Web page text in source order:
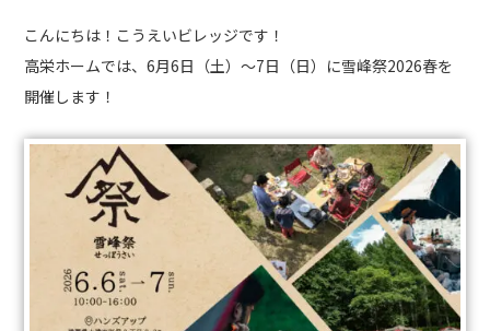
こんにちは！こうえいビレッジです！
高栄ホームでは、6月6日（土）～7日（日）に雪峰祭2026春を
開催します！